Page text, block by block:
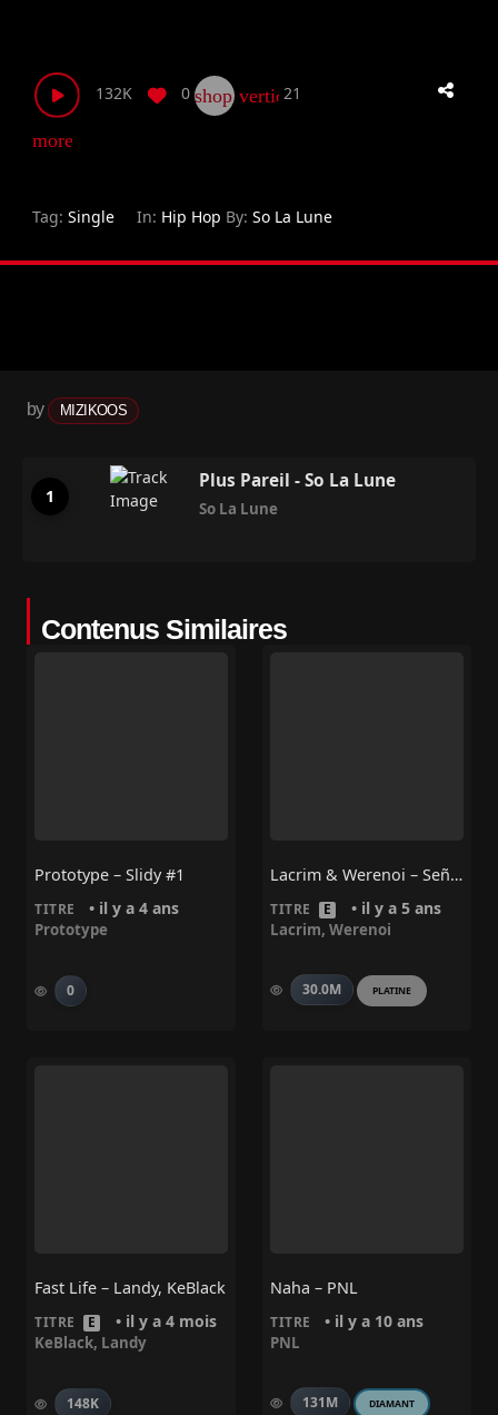
132K 0 shop_twovertical_align_bottom
21
more_horiz
Tag: Single In: Hip Hop By: So La Lune
by MIZIKOOS
Plus Pareil - So La Lune
So La Lune
Contenus Similaires
Prototype – Slidy #1
TITRE • il y a 4 ans
Prototype
0
Lacrim & Werenoi – Señor De Los Gallos
TITRE E • il y a 5 ans
Lacrim, Werenoi
30.0M PLATINE
Fast Life – Landy, KeBlack
TITRE E • il y a 4 mois
KeBlack, Landy
148K
Naha – PNL
TITRE • il y a 10 ans
PNL
131M DIAMANT